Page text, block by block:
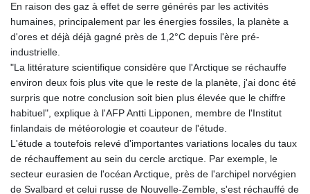
En raison des gaz à effet de serre générés par les activités
humaines, principalement par les énergies fossiles, la planète a
d'ores et déjà déjà gagné près de 1,2°C depuis l'ère pré-
industrielle.
"La littérature scientifique considère que l'Arctique se réchauffe
environ deux fois plus vite que le reste de la planète, j'ai donc été
surpris que notre conclusion soit bien plus élevée que le chiffre
habituel", explique à l'AFP Antti Lipponen, membre de l'Institut
finlandais de météorologie et coauteur de l'étude.
L'étude a toutefois relevé d'importantes variations locales du taux
de réchauffement au sein du cercle arctique. Par exemple, le
secteur eurasien de l'océan Arctique, près de l'archipel norvégien
de Svalbard et celui russe de Nouvelle-Zemble, s'est réchauffé de